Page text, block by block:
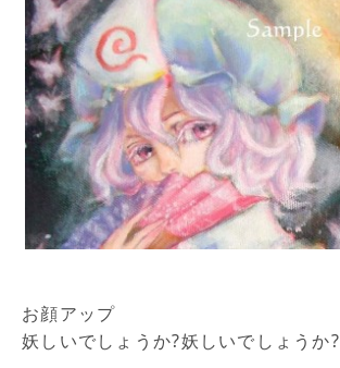
お顔アップ
妖しいでしょうか?妖しいでしょうか?